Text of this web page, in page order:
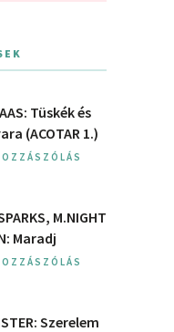
Tüskék és
(ACOTAR 1.)
M.NIGHT
Maradj
Szerelem